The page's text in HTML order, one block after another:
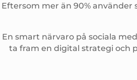
Eftersom mer än 90%
En smart närvaro på sociala
ta fram en digital strategi och